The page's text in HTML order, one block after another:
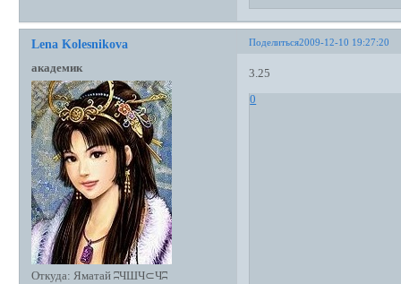
Поделиться2009-12-10 19:27:20
Lena Kolesnikova
академик
Откуда: Яматай ʭЧШЧ⊂Чʭ
3.25
0